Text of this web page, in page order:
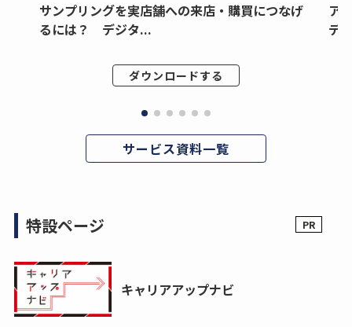
サンプリングを実店舗への来店・購買につなげ
るには？ デジタ...
ダウンロードする
ア
デ
サービス資料一覧
特設ページ
キャリアアップナビ